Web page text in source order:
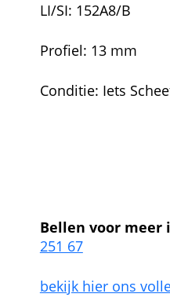
LI/SI: 152A8/B
Profiel: 13 mm
Conditie: Iets
Bellen voor meer
251 67
bekijk hier ons